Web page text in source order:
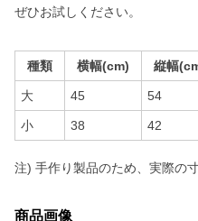
ぜひお試しください。
種類 横幅(cm) 縦幅
大 45 54
小 38 42
注) 手作り製品のため、実際の
商品画像